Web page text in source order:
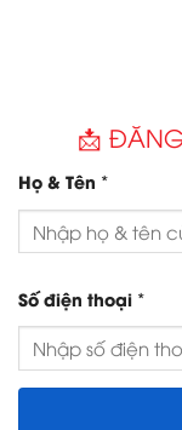
📩
Họ & Tên *
Số điện thoại *